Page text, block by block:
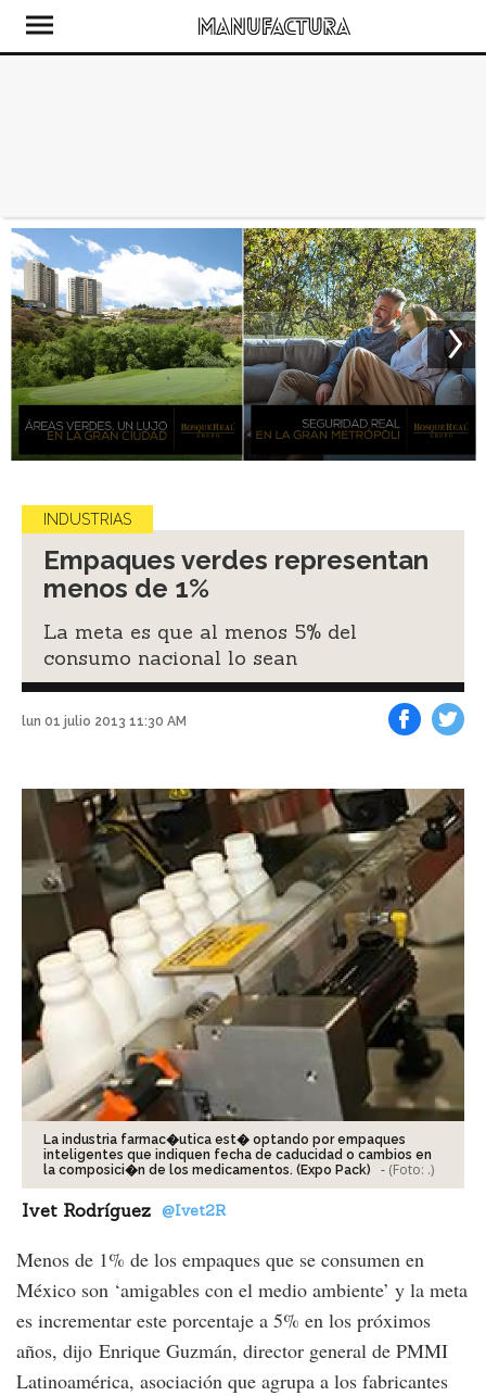
INDUSTRIAS
Empaques verdes representan
menos de 1%
La meta es que al menos 5% del
consumo nacional lo sean
lun 01 julio 2013 11:30 AM
La industria farmac�utica est� optando por empaques
inteligentes que indiquen fecha de caducidad o cambios en
la composici�n de los medicamentos. (Expo Pack)
- (Foto: .)
Ivet Rodríguez @Ivet2R
Menos de 1% de los empaques que se consumen en
México son ‘amigables con el medio ambiente’ y la meta
es incrementar este porcentaje a 5% en los próximos
años, dijo Enrique Guzmán, director general de PMMI
Latinoamérica, asociación que agrupa a los fabricantes